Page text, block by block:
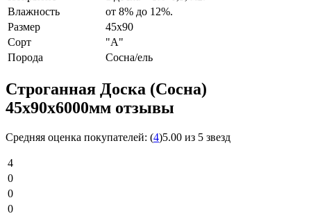
Влажность
от 8% до 12%.
Размер
45х90
Сорт
"А"
Порода
Сосна/ель
Строганная Доска (Сосна)
45х90х6000мм отзывы
Средняя оценка покупателей: (4)5.00 из 5 звезд
4
0
0
0